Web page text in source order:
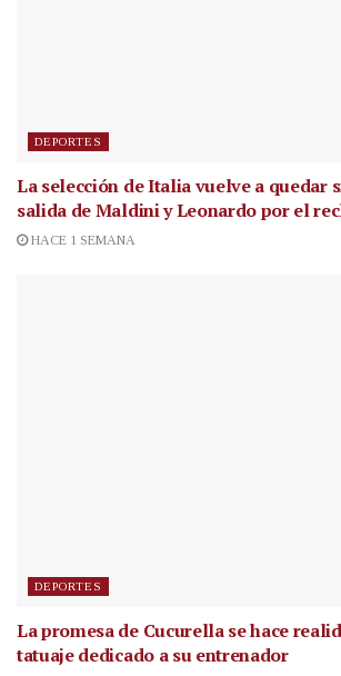
DEPORTES
La selección de Italia vuelve a quedar
salida de Maldini y Leonardo por el
HACE 1 SEMANA
DEPORTES
La promesa de Cucurella se hace
tatuaje dedicado a su entrenador